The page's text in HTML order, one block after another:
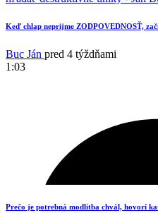
Keď chlap neprijme ZODPOVEDNOSŤ,
Buc Ján pred 4 týždňami
1:03
Prečo je potrebná modlitba chvál, hovorí